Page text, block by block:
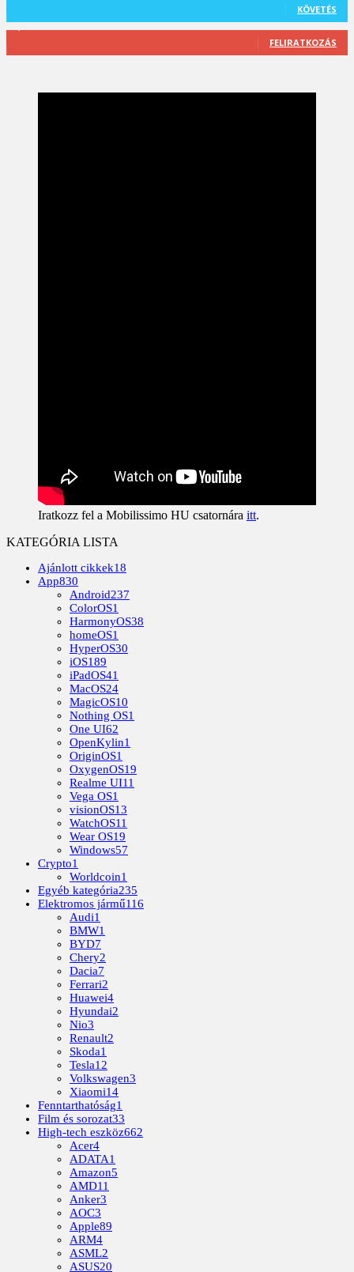
KÖVETÉS
FELIRATKOZÁS
Iratkozz fel a Mobilissimo HU csatornára itt.
KATEGÓRIA LISTA
Ajánlott cikkek18
App830
Android237
ColorOS1
HarmonyOS38
homeOS1
HyperOS30
iOS189
iPadOS41
MacOS24
MagicOS10
Nothing OS1
One UI62
OpenKylin1
OriginOS1
OxygenOS19
Realme UI11
Vega OS1
visionOS13
WatchOS11
Wear OS19
Windows57
Crypto1
Worldcoin1
Egyéb kategória235
Elektromos jármű116
Audi1
BMW1
BYD7
Chery2
Dacia7
Ferrari2
Huawei4
Hyundai2
Nio3
Renault2
Skoda1
Tesla12
Volkswagen3
Xiaomi14
Fenntarthatóság1
Film és sorozat33
High-tech eszköz662
Acer4
ADATA1
Amazon5
AMD11
Anker3
AOC3
Apple89
ARM4
ASML2
ASUS20